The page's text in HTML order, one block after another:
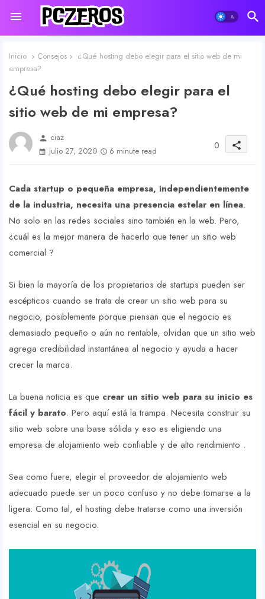
Inicio Consejos
¿Qué hosting debo elegir para el sitio web de mi
empresa?
¿Qué hosting debo elegir para el
sitio web de mi empresa?
person ciaz
julio 27, 2020
6 minute read 0 share
Cada startup o pequeña empresa, independientemente
de la industria, necesita una presencia estelar en línea.
No solo en las redes sociales sino también en la web. Pero,
¿cuál es la mejor manera de hacerlo que tener un sitio web
comercial ?
Si bien la mayoría de los propietarios de startups pueden ser
escépticos cuando se trata de crear un sitio web para su
negocio, posiblemente porque piensan que el negocio es
demasiado pequeño o aún no rentable, olvidan que un sitio web
agrega credibilidad instantánea al negocio y ayuda a hacer
crecer la marca.
La buena noticia es que crear un sitio web para su inicio es
fácil y barato. Pero aquí está la trampa. Necesita construir su
sitio web sobre una base sólida y eso es eligiendo una
empresa de alojamiento web confiable y de alto rendimiento .
Sea como fuere, elegir el proveedor de alojamiento web
adecuado puede ser un poco confuso y no debe tomarse a la
ligera. Como tal, el hosting debe tratarse como una inversión
esencial en su negocio.